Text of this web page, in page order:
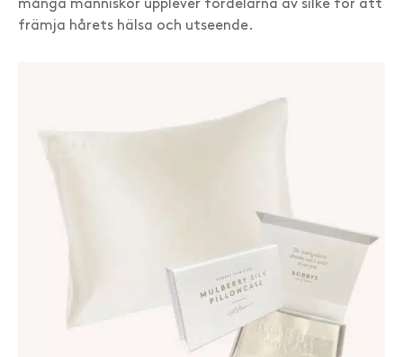
många människor upplever fördelarna av silke för att
främja hårets hälsa och utseende.